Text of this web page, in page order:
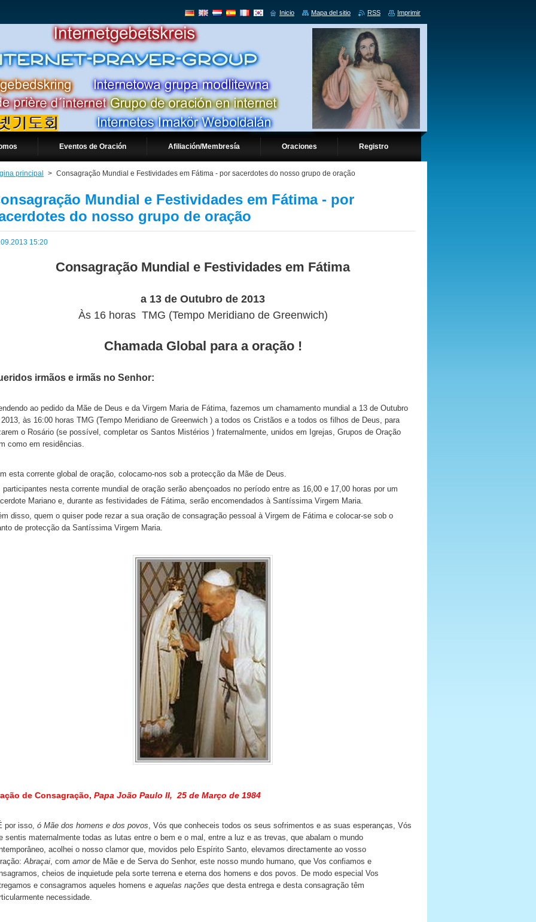
Eventos de Oración Afiliación/Membresía Oraciones Registro
principal > Consagração Mundial e Festividades em Fátima - por sacerdotes do nosso grupo de oração
Mundial e Festividades em Fátima - por
do nosso grupo de oração
15:20
Consagração Mundial e Festividades em Fátima
a 13 de Outubro de 2013
Às 16 horas TMG (Tempo Meridiano de Greenwich)
Chamada Global para a oração !
irmãos e irmãs no Senhor:
ao pedido da Mãe de Deus e da Virgem Maria de Fátima, fazemos um chamamento mundial a 13 de Outubro
às 16:00 horas TMG (Tempo Meridiano de Greenwich ) a todos os Cristãos e a todos os filhos de Deus, para
o Rosário (se possível, completar os Santos Mistérios ) fraternalmente, unidos em Igrejas, Grupos de Oração
como em residências.
esta corrente global de oração, colocamo-nos sob a protecção da Mãe de Deus.
participantes nesta corrente mundial de oração serão abençoados no período entre as 16,00 e 17,00 horas por um
Mariano e, durante as festividades de Fátima, serão encomendados à Santíssima Virgem Maria.
disso, quem o quiser pode rezar a sua oração de consagração pessoal à Virgem de Fátima e colocar-se sob o
de protecção da Santíssima Virgem Maria.
de Consagração, Papa João Paulo II, 25 de Março de 1984
por isso, ó Mãe dos homens e dos povos, Vós que conheceis todos os seus sofrimentos e as suas esperanças, Vós
sentis maternalmente todas as lutas entre o bem e o mal, entre a luz e as trevas, que abalam o mundo
acolhei o nosso clamor que, movidos pelo Espírito Santo, elevamos directamente ao vosso
Abraçai, com amorde Mãe e de Serva do Senhor, este nosso mundo humano, que Vos confiamos e
cheios de inquietude pela sorte terrena e eterna dos homens e dos povos. De modo especial Vos
e consagramos aqueles homens e aquelas nações que desta entrega e desta consagração têm
necessidade.
Inicio Mapa del sitio RSS Imprimir